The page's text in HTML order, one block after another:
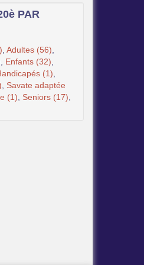
PAR
Adultes (56)
Enfants (32)
(1)
Savate adaptée
(1) Seniors (17)